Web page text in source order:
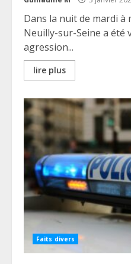
Dans la nuit de mardi à
Neuilly-sur-Seine a été
agression...
lire plus
Faits divers